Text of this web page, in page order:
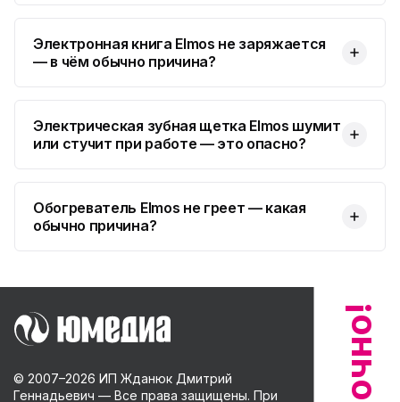
Электронная книга Elmos не заряжается
— в чём обычно причина?
Электрическая зубная щетка Elmos шумит
или стучит при работе — это опасно?
Обогреватель Elmos не греет — какая
обычно причина?
© 2007–2026 ИП Жданюк Дмитрий
Геннадьевич — Все права защищены. При